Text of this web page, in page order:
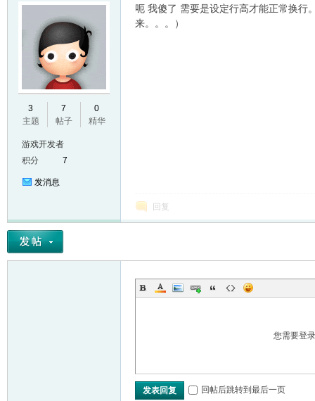
3
主题
7
帖子
0
精华
游戏开发者
积分
7
发消息
呃 我傻了 需要是设定行高才能正常换行
来。。。）
回复
您需要登
发表回复 回帖后跳转到最后一页